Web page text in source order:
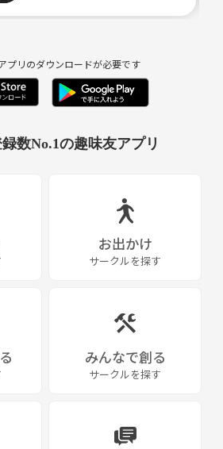
プリのダウンロードが必要です
数No.1の趣味友アプリ
お出かけ
サークルを探す
みんなで創る
サークルを探す